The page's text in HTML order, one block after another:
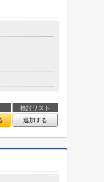
検討リスト
追加する